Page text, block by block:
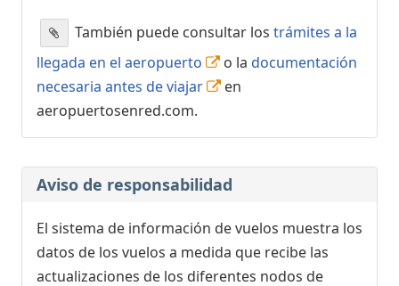
También puede consultar los trámites a la
llegada en el aeropuerto
o la documentación
necesaria antes de viajar
en
aeropuertosenred.com.
Aviso de responsabilidad
El sistema de información de vuelos muestra los
datos de los vuelos a medida que recibe las
actualizaciones de los diferentes nodos de